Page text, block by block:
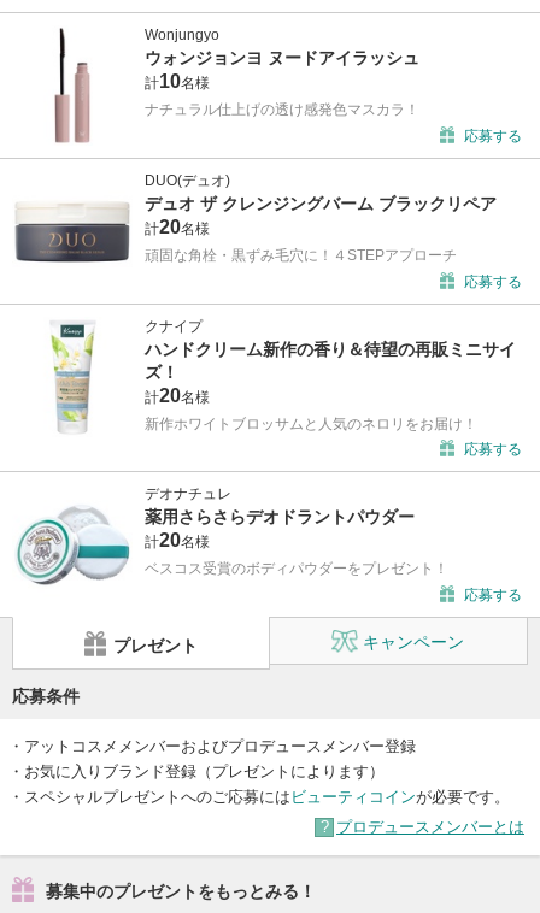
Wonjungyo
ウォンジョンヨ ヌードアイラッシュ
計10名様
ナチュラル仕上げの透け感発色マスカラ！
応募する
DUO(デュオ)
デュオ ザ クレンジングバーム ブラックリペア
計20名様
頑固な角栓・黒ずみ毛穴に！４STEPアプローチ
応募する
クナイプ
ハンドクリーム新作の香り＆待望の再販ミニサイ
ズ！
計20名様
新作ホワイトブロッサムと人気のネロリをお届け！
応募する
デオナチュレ
薬用さらさらデオドラントパウダー
計20名様
ベスコス受賞のボディパウダーをプレゼント！
応募する
プレゼント キャンペーン
応募条件
・アットコスメメンバーおよびプロデュースメンバー登録
・お気に入りブランド登録（プレゼントによります）
・スペシャルプレゼントへのご応募には ビューティコインが必要です。
プロデュースメンバーとは
募集中のプレゼントをもっとみる！